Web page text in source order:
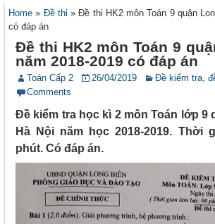
Home » Đề thi »Đề thi HK2 môn Toán 9 quận
có đáp án
Đề thi HK2 môn Toán 9
năm 2018-2019 có đáp án
Toán Cấp 2 26/04/2019 Đề kiểm tra,
Comments
Đề kiểm tra học kì 2 môn Toán lớp 9
Hà Nội năm học 2018-2019. Thời
phút. Có đáp án.